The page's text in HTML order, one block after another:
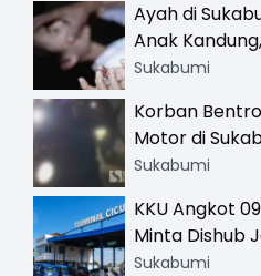
Khusus
Ayah di
Anak
Hingga SMA
Sukabumi
Korban
Motor di
dan Sopir
Sukabumi
KKU Angkot
Minta Dishub
Tertibkan
Sukabumi